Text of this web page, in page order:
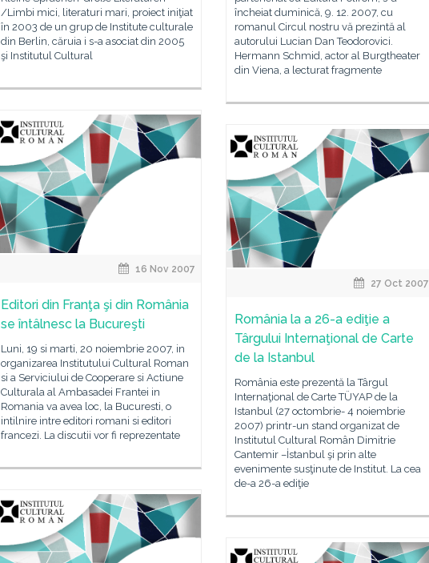
/Limbi mici, literaturi mari, proiect iniţiat
în 2003 de un grup de Institute culturale
din Berlin, căruia i s-a asociat din 2005
şi Institutul Cultural
încheiat duminică, 9. 12. 2007, cu
romanul Circul nostru vă prezintă al
autorului Lucian Dan Teodorovici.
Hermann Schmid, actor al Burgtheater
din Viena, a lecturat fragmente
16 Nov 2007
Editori din Franţa şi din România
se întâlnesc la Bucureşti
Luni, 19 si marti, 20 noiembrie 2007, in
organizarea Institutului Cultural Roman
si a Serviciului de Cooperare si Actiune
Culturala al Ambasadei Frantei in
Romania va avea loc, la Bucuresti, o
intilnire intre editori romani si editori
francezi. La discutii vor fi reprezentate
27 Oct 2007
România la a 26-a ediţie a
Târgului Internaţional de Carte
de la Istanbul
România este prezentă la Târgul
Internaţional de Carte TÜYAP de la
Istanbul (27 octombrie- 4 noiembrie
2007) printr-un stand organizat de
Institutul Cultural Român Dimitrie
Cantemir –İstanbul şi prin alte
evenimente susţinute de Institut. La cea
de-a 26-a ediţie